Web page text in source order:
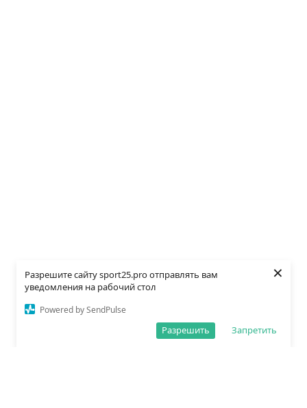
Разрешите сайту sport25.pro отправлять вам
уведомления на рабочий стол
Powered by SendPulse
Запретить
Разрешить
×